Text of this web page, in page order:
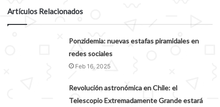
Artículos Relacionados
Ponzidemia: nuevas estafas piramidales en
redes sociales
Feb 16, 2025
Revolución astronómica en Chile: el
Telescopio Extremadamente Grande estará